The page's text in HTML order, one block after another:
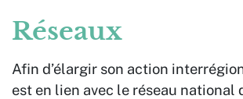
Réseaux
Afin d’élargir son action
est en lien avec le réseau national